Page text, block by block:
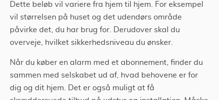
Dette beløb vil variere fra hjem til hjem. For eksempel
vil størrelsen på huset og det udendørs område
påvirke det, du har brug for. Derudover skal du
overveje, hvilket sikkerhedsniveau du ønsker.
Når du køber en alarm med et abonnement, finder du
sammen med selskabet ud af, hvad behovene er for
dig og dit hjem. Det er også muligt at få